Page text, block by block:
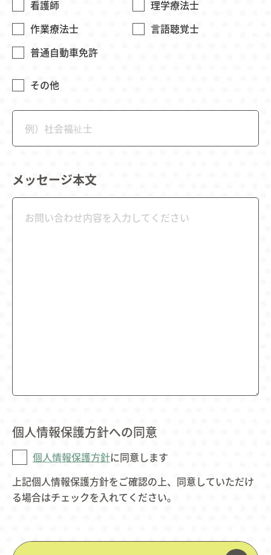
看護師
理学療法士
作業療法士
言語聴覚士
普通自動車免許
その他
メッセージ本文
個人情報保護方針への同意
個人情報保護方針に同意します
上記個人情報保護方針をご確認の上、同意していただけ
る場合はチェックを入れてください。